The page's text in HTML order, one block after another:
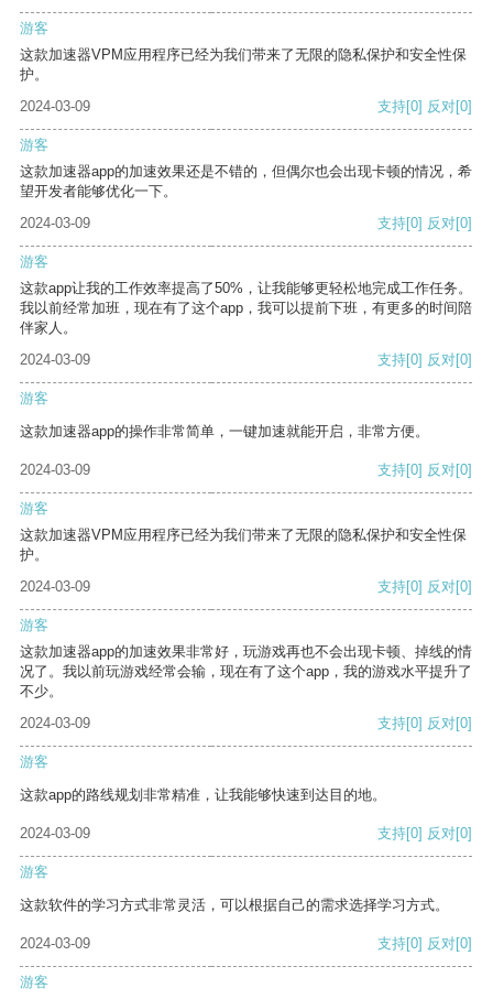
游客
这款加速器VPM应用程序已经为我们带来了无限的隐私保护和安全性保
护。
2024-03-09
支持[0] 反对[0]
游客
这款加速器app的加速效果还是不错的，但偶尔也会出现卡顿的情况，希
望开发者能够优化一下。
2024-03-09
支持[0] 反对[0]
游客
这款app让我的工作效率提高了50%，让我能够更轻松地完成工作任务。
我以前经常加班，现在有了这个app，我可以提前下班，有更多的时间陪
伴家人。
2024-03-09
支持[0] 反对[0]
游客
这款加速器app的操作非常简单，一键加速就能开启，非常方便。
2024-03-09 支持[0] 反对[0]
游客
这款加速器VPM应用程序已经为我们带来了无限的隐私保护和安全性保
护。
2024-03-09
支持[0] 反对[0]
游客
这款加速器app的加速效果非常好，玩游戏再也不会出现卡顿、掉线的情
况了。我以前玩游戏经常会输，现在有了这个app，我的游戏水平提升了
不少。
2024-03-09
支持[0] 反对[0]
游客
这款app的路线规划非常精准，让我能够快速到达目的地。
2024-03-09 支持[0] 反对[0]
游客
这款软件的学习方式非常灵活，可以根据自己的需求选择学习方式。
2024-03-09 支持[0] 反对[0]
游客